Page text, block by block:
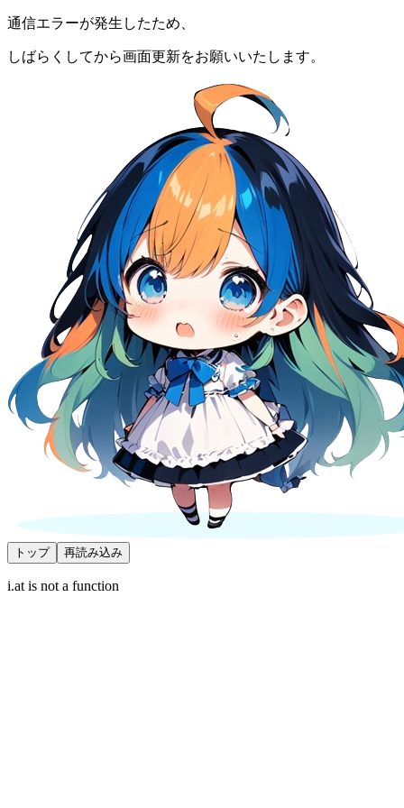
通信エラーが発生したため、
しばらくしてから画面更新をお願いいたします。
トップ 再読み込み
i.at is not a function